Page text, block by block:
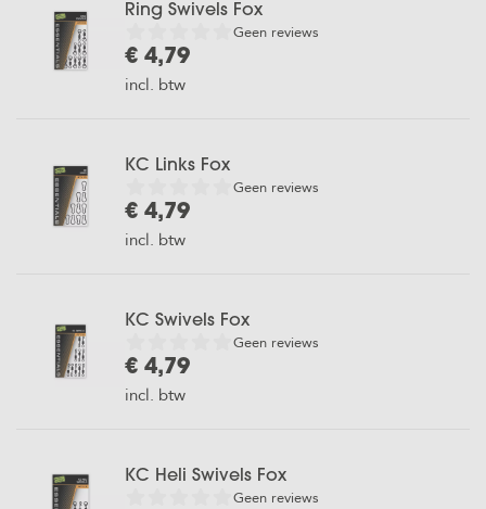
Ring Swivels Fox
Geen reviews
€ 4,79
incl. btw
KC Links Fox
Geen reviews
€ 4,79
incl. btw
KC Swivels Fox
Geen reviews
€ 4,79
incl. btw
KC Heli Swivels Fox
Geen reviews